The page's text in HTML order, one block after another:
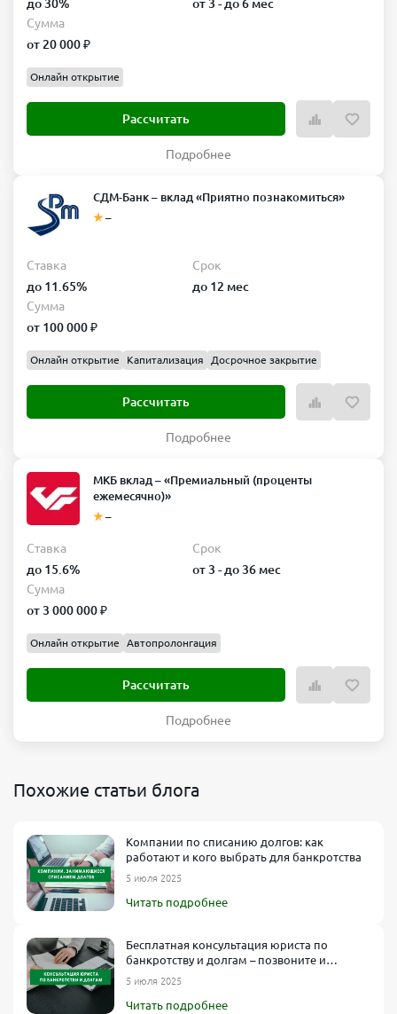
до 30%
от 3 - до 6 мес
Сумма
от 20 000 ₽
Онлайн открытие
Рассчитать
Подробнее
СДМ-Банк – вклад «Приятно познакомиться»
–
Ставка
до 11.65%
Срок
до 12 мес
Сумма
от 100 000 ₽
Онлайн открытие Капитализация Досрочное закрытие
Рассчитать
Подробнее
МКБ вклад – «Премиальный (проценты
ежемесячно)»
–
Ставка
до 15.6%
Срок
от 3 - до 36 мес
Сумма
от 3 000 000 ₽
Онлайн открытие Автопролонгация
Рассчитать
Подробнее
Похожие статьи блога
Компании по списанию долгов: как
работают и кого выбрать для банкротства
5 июля 2025
Читать подробнее
Бесплатная консультация юриста по
банкротству и долгам – позвоните и
получите ответы
5 июля 2025
Читать подробнее